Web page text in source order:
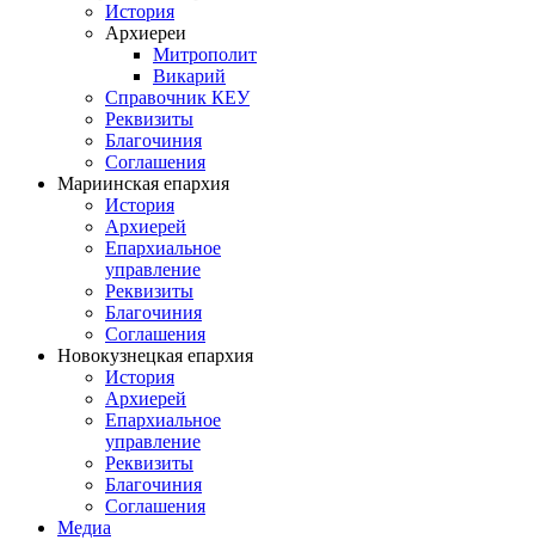
История
Архиереи
Митрополит
Викарий
Справочник КЕУ
Реквизиты
Благочиния
Соглашения
Мариинская епархия
История
Архиерей
Епархиальное
управление
Реквизиты
Благочиния
Соглашения
Новокузнецкая епархия
История
Архиерей
Епархиальное
управление
Реквизиты
Благочиния
Соглашения
Медиа